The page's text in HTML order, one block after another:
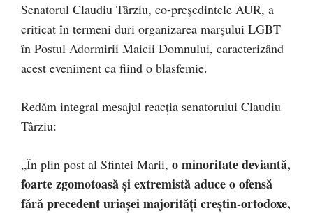
Senatorul Claudiu Târziu, co-președintele AUR, a
criticat în termeni duri organizarea marșului LGBT
în Postul Adormirii Maicii Domnului, caracterizând
acest eveniment ca fiind o blasfemie.
Redăm integral mesajul reacția senatorului Claudiu
Târziu:
„În plin post al Sfintei Marii, o minoritate deviantă,
foarte zgomotoasă și extremistă aduce o ofensă
fără precedent uriașei majorități creștin-ortodoxe,